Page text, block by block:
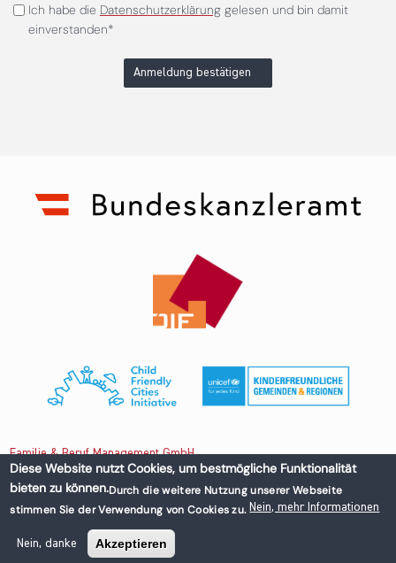
Ich habe die Datenschutzerklärunggelesen und bin damit
einverstanden*
Anmeldung bestätigen
Familie & Beruf Management GmbH
Untere Donaustraße 13-15/3 1020 Wien, Austria
+43 1 218 50 70
office@familieundberuf.at
Diese Website nutzt Cookies, um bestmögliche Funktionalität
bieten zu können.Durch die weitere Nutzung unserer Webseite
stimmen Sie der Verwendung von Cookies zu. Nein, mehr Informationen
Nein, danke Akzeptieren